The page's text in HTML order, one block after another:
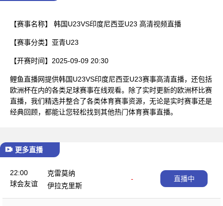
【赛事名称】 韩国U23VS印度尼西亚U23 高清视频直播
【赛事分类】 亚青U23
【开赛时间】 2025-09-09 20:30
鲤鱼直播网提供韩国U23VS印度尼西亚U23赛事高清直播，还包括
欧洲杯在内的各类足球赛事在线观看。除了实时更新的欧洲杯比赛
直播，我们精选并整合了各类体育赛事资源，无论是实时赛事还是
经典回顾，都能让您轻松找到其他热门体育赛事直播。
更多直播
22:00
球会友谊
克雷莫纳
-
伊拉克里斯
直播中